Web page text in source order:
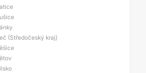
(Středočeský kraj)